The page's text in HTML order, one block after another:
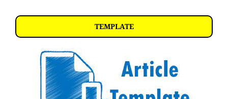
TEMPLATE